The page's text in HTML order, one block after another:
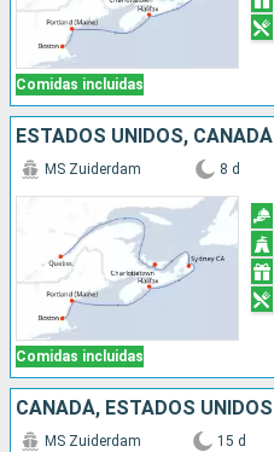
Comidas incluidas
ESTADOS UNIDOS, CANADÁ
Comidas incluidas
MS Zuiderdam 8 d
CANADÁ, ESTADOS UNIDOS
MS Zuiderdam 15 d